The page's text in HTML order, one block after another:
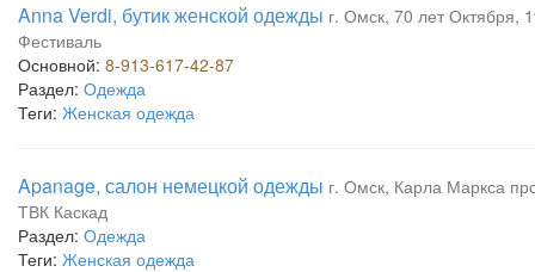
Anna Verdi, бутик женской одежды г. Омск, 70 лет Октября,
Фестиваль
Основной: 8-913-617-42-87
Раздел: Одежда
Теги: Женская одежда
Apanage, салон немецкой одежды г. Омск, Карла Маркса
ТВК Каскад
Раздел: Одежда
Теги: Женская одежда